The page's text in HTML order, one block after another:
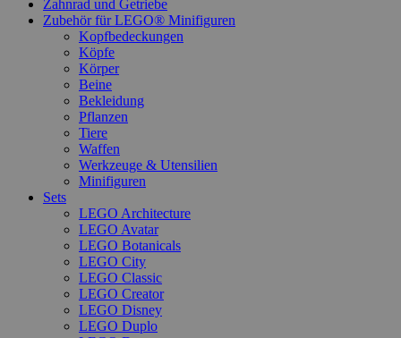
Zahnrad und Getriebe
Zubehör für LEGO® Minifiguren
Kopfbedeckungen
Köpfe
Körper
Beine
Bekleidung
Pflanzen
Tiere
Waffen
Werkzeuge & Utensilien
Minifiguren
Sets
LEGO Architecture
LEGO Avatar
LEGO Botanicals
LEGO City
LEGO Classic
LEGO Creator
LEGO Disney
LEGO Duplo